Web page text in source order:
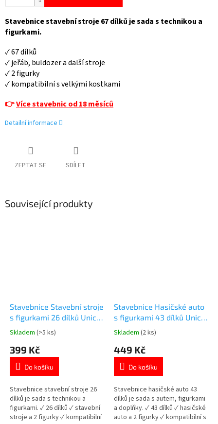
Stavebnice stavební stroje 67 dílků je sada s technikou a
figurkami.
✓ 67 dílků
✓ jeřáb, buldozer a další stroje
✓ 2 figurky
✓ kompatibilní s velkými kostkami
👉Více stavebnic od 18 měsíců
Detailní informace
ZEPTAT SE SDÍLET
Související produkty
Stavebnice Stavební stroje
s figurkami 26 dílků Unico
Plus
Průměrné
produktu
5,0
5
hvězdiček.
Skladem (>5 ks)
399 Kč
Do košíku
Stavebnice stavební stroje 26
dílků je sada s technikou a
figurkami. ✓ 26 dílků ✓ stavební
stroje a 2 figurky ✓ kompatibilní
Stavebnice Hasičské auto
s figurkami 43 dílků Unico
Plus
Průměrné
produktu
4,9
5
hvězdiček.
Skladem (2 ks)
449 Kč
Do košíku
Stavebnice hasičské auto 43
dílků je sada s autem, figurkami
a doplňky. ✓ 43 dílků ✓ hasičské
auto a 2 figurky ✓ kompatibilní s